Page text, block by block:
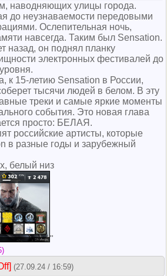
наводняющих улицы города.
до неузнаваемости передовыми
Ослепительная ночь,
навсегда. Таким был Sensation.
назад, он поднял планку
электронных фестивалей до
к 15-летию Sensation в России,
тысячи людей в белом. В эту
треки и самые яркие моменты
события. Это новая глава
просто: БЕЛАЯ.
российские артисты, которые
в разные годы и зарубежный
белый низ
(27.09.24 / 16:59)